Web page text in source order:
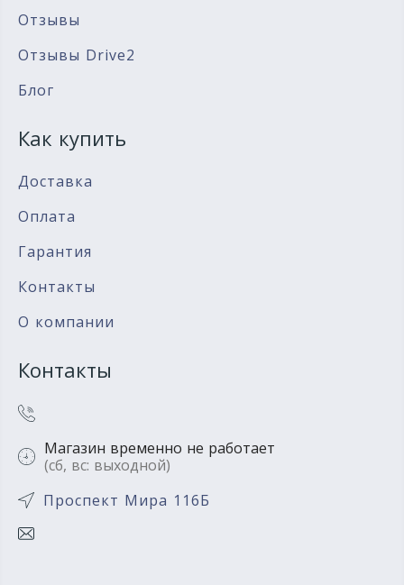
Отзывы
Отзывы Drive2
Блог
Как купить
Доставка
Оплата
Гарантия
Контакты
О компании
Контакты
Магазин временно не работает
(сб, вс: выходной)
Проспект Мира 116Б